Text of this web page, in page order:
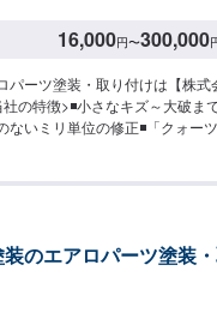
16,000円〜300,000
パーツ塗装・取り付けは【株
の特徴>◾小さなキズ～大破ま
ないミリ単位の修正◾「クォー
！【1】オファーにてお問い合
めご了承ください。-----代車
作業中は代車をご利用くださ
おります。-----ご来店時の注意
のエアロパーツ塗装